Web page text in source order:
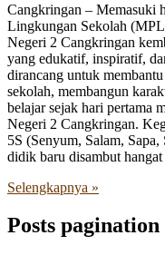
Cangkringan – Memasuki
Lingkungan Sekolah
Negeri 2 Cangkringan
yang edukatif, inspiratif,
dirancang untuk
sekolah, membangun
belajar sejak hari pertama
Negeri 2 Cangkringan.
5S (Senyum, Salam,
didik baru disambut
Selengkapnya »
Posts pagination